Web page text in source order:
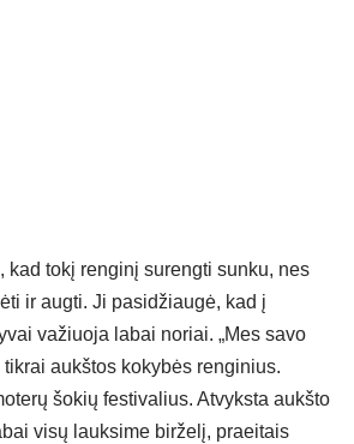
kad tokį renginį surengti sunku, nes
ir augti. Ji pasidžiaugė, kad į
važiuoja labai noriai. „Mes savo
aukštos kokybės renginius.
šokių festivalius. Atvyksta aukšto
visų lauksime birželį, praeitais